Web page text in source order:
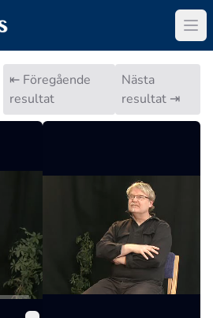
⇤ Föregående
resultat
Nästa
resultat ⇥